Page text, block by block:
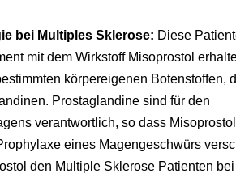
bei Multiples Sklerose: Diese
mit dem Wirkstoff Misoprostol
körpereigenen Botenstoffen,
Prostaglandine sind für den
verantwortlich, so dass
eines Magengeschwürs
den Multiple Sklerose Patienten